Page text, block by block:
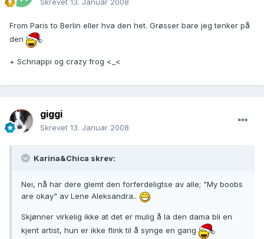
Skrevet 13. Januar 2008
From Paris to Berlin eller hva den het. Grøsser bare jeg tenker på
den
+ Schnappi og crazy frog <_<
giggi
Skrevet 13. Januar 2008
Karina&Chica skrev:
Nei, nå har dere glemt den forferdeligtse av alle; "My boobs
are okay" av Lene Aleksandra..
Skjønner virkelig ikke at det er mulig å la den dama bli en
kjent artist, hun er ikke flink til å synge en gang